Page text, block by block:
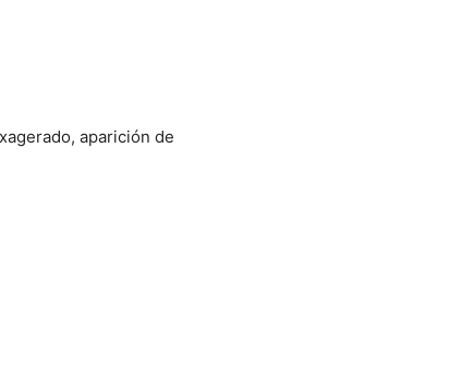
aparición de